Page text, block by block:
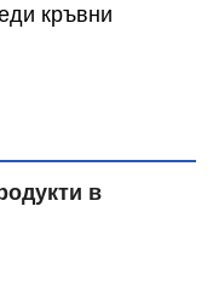
кръвни
в